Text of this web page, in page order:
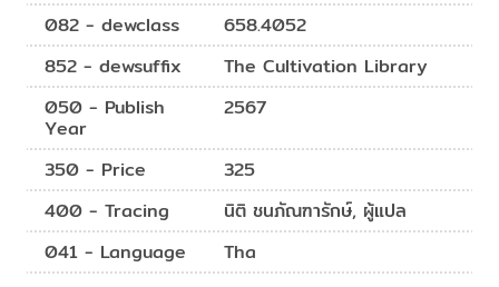
082 - dewclass
658.4052
852 - dewsuffix
The Cultivation Library
050 - Publish
Year
2567
350 - Price
325
400 - Tracing
นิติ ชนภัณฑารักษ์, ผู้แปล
041 - Language
Tha